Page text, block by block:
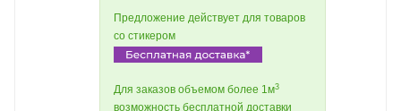
Предложение действует для товаров
со стикером
Для заказов объемом более 1м3
возможность бесплатной доставки